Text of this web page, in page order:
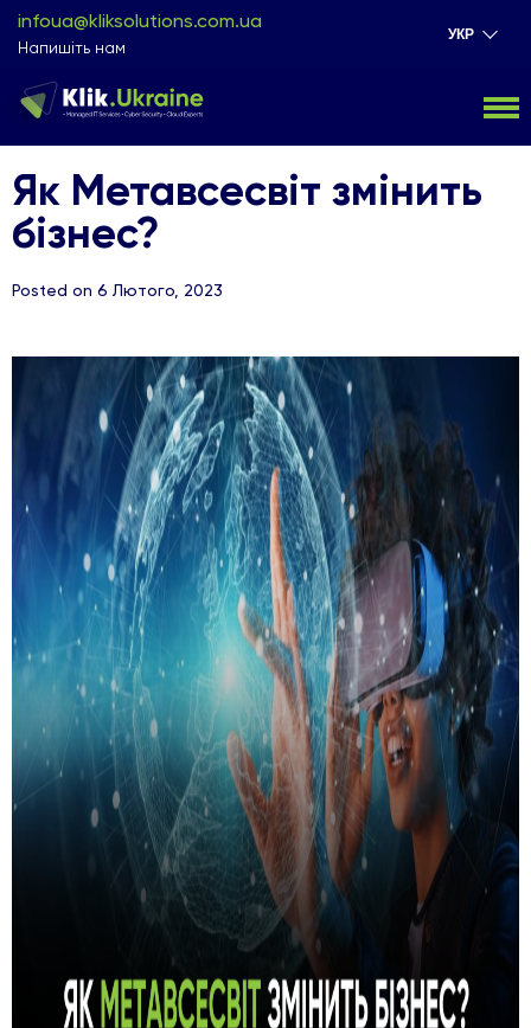
infoua@kliksolutions.com.ua
Напишіть нам
УКР
Як Метавсесвіт змінить
бізнес?
Posted on 6 Лютого, 2023